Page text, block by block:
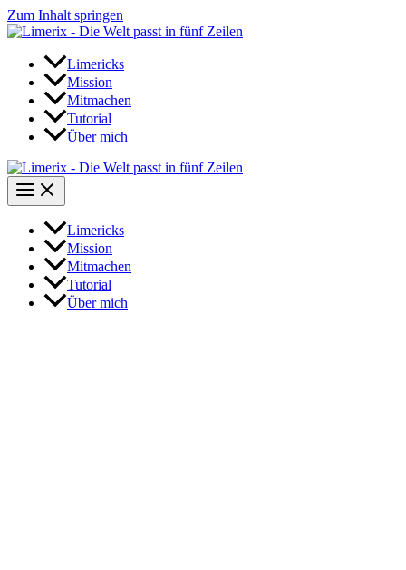
Zum Inhalt springen
Limericks
Mission
Mitmachen
Tutorial
Über mich
Limericks
Mission
Mitmachen
Tutorial
Über mich